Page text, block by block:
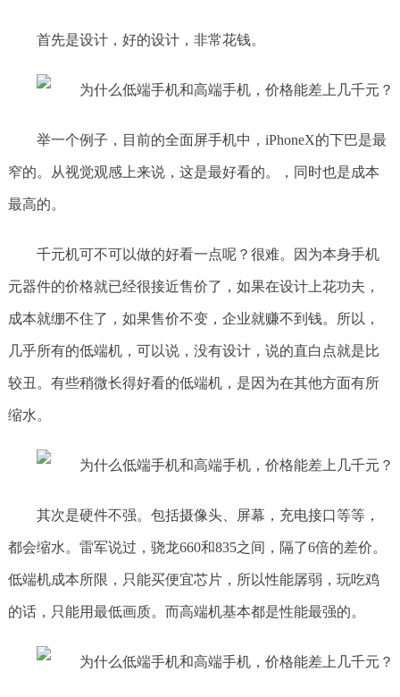
首先是设计，好的设计，非常花钱。
举一个例子，目前的全面屏手机中，iPhoneX的下巴是最
窄的。从视觉观感上来说，这是最好看的。，同时也是成本
最高的。
千元机可不可以做的好看一点呢？很难。因为本身手机
元器件的价格就已经很接近售价了，如果在设计上花功夫，
成本就绷不住了，如果售价不变，企业就赚不到钱。所以，
几乎所有的低端机，可以说，没有设计，说的直白点就是比
较丑。有些稍微长得好看的低端机，是因为在其他方面有所
缩水。
其次是硬件不强。包括摄像头、屏幕，充电接口等等，
都会缩水。雷军说过，骁龙660和835之间，隔了6倍的差价。
低端机成本所限，只能买便宜芯片，所以性能孱弱，玩吃鸡
的话，只能用最低画质。而高端机基本都是性能最强的。